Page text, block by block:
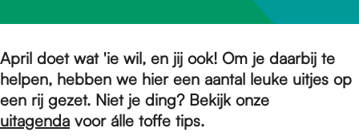
o
m
April doet wat 'ie wil, en jij ook! Om je daarbij te
helpen, hebben we hier een aantal leuke uitjes op
een rij gezet. Niet je ding? Bekijk onze
uitagenda voor álle toffe tips.